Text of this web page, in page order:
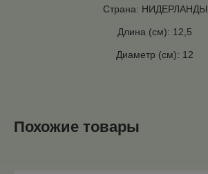
Страна: НИДЕРЛАНДЫ
Длина (см): 12,5
Диаметр (см): 12
Похожие товары